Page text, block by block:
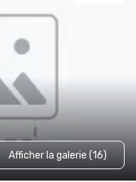
Afficher la galerie (16)